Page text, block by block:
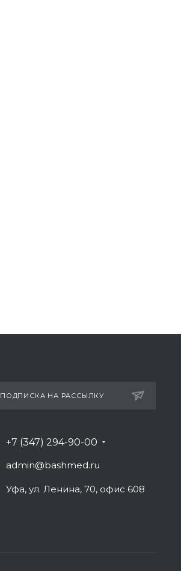
ПОДПИСКА НА РАССЫЛКУ
+7 (347) 294-90-00
admin@bashmed.ru
Уфа, ул. Ленина, 70, офис 608